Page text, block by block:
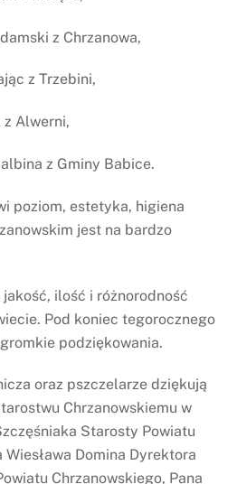
z Chrzanowa,
z Trzebini,
z Alwerni,
z Gminy Babice.
poziom, estetyka, higiena
jest na bardzo
ilość i różnorodność
Pod koniec tegorocznego
podziękowania.
oraz pszczelarze dziękują
Chrzanowskiemu w
Starosty Powiatu
Wiesława Domina Dyrektora
Chrzanowskiego, Pana